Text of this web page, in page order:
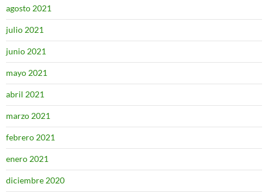
agosto 2021
julio 2021
junio 2021
mayo 2021
abril 2021
marzo 2021
febrero 2021
enero 2021
diciembre 2020